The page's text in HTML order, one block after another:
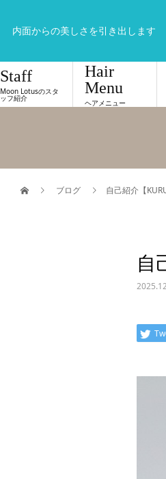
内面からの美しさを引き出します
Staff
Moon Lotusのスタ
ッフ紹介
Hair
Menu
ヘアメニュー
ブログ 自己紹介【
自